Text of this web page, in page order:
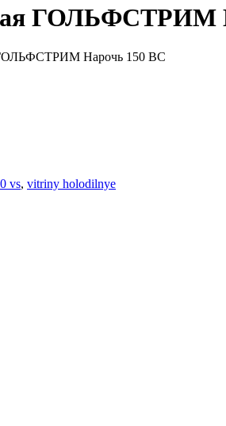
ГОЛЬФСТРИМ
ГОЛЬФСТРИМ Нарочь 150 ВС
vs, vitriny holodilnye